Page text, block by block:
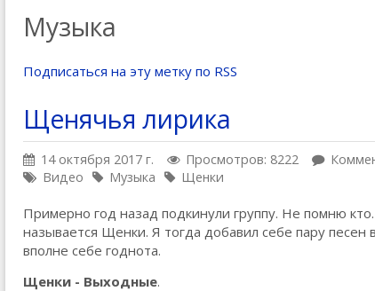
Музыка
Подписаться на эту метку по RSS
Щенячья лирика
14 октября 2017 г. Просмотров: 8222
Видео
Музыка Щенки
Примерно год назад подкинули группу. Не помню
называется Щенки. Я тогда добавил себе пару песен
вполне себе годнота.
Щенки - Выходные.